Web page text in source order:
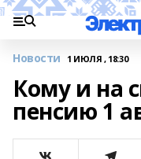
Новости 1 ИЮЛЯ , 18:30
Кому и на
пенсию 1